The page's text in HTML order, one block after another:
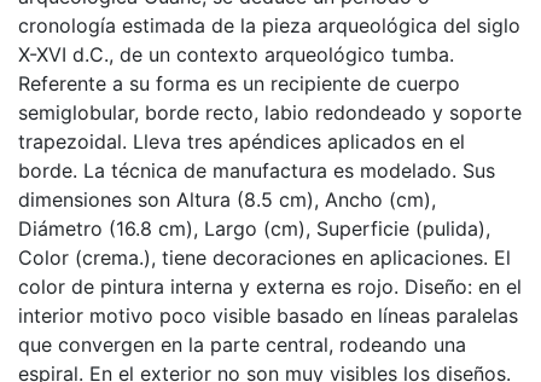
cronología estimada de la pieza arqueológica del siglo
X-XVI d.C., de un contexto arqueológico tumba.
Referente a su forma es un recipiente de cuerpo
semiglobular, borde recto, labio redondeado y soporte
trapezoidal. Lleva tres apéndices aplicados en el
borde. La técnica de manufactura es modelado. Sus
dimensiones son Altura (8.5 cm), Ancho (cm),
Diámetro (16.8 cm), Largo (cm), Superficie (pulida),
Color (crema.), tiene decoraciones en aplicaciones. El
color de pintura interna y externa es rojo. Diseño: en el
interior motivo poco visible basado en líneas paralelas
que convergen en la parte central, rodeando una
espiral. En el exterior no son muy visibles los diseños.